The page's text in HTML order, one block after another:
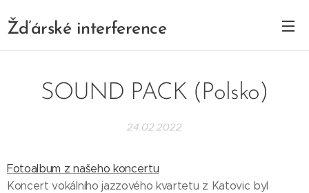
Žďárské interference
SOUND PACK (Polsko)
24.02.2022
Fotoalbum z našeho koncertu
Koncert vokálního jazzového kvartetu z Katovic byl